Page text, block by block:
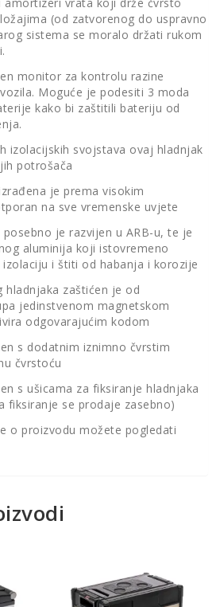
(od zatvorenog do uspravno
sistema se moralo držati rukom
monitor za kontrolu razine
Moguće je podesiti 3 moda
kako bi zaštitili bateriju od
izolacijskih svojstava ovaj hladnjak
potrošača
je prema visokim
na sve vremenske uvjete
je razvijen u ARB-u, te je
aluminija koji istovremeno
i štiti od habanja i korozije
hladnjaka zaštićen je od
jedinstvenom magnetskom
odgovarajućim kodom
s dodatnim iznimno čvrstim
čvrstoću
s ušicama za fiksiranje hladnjaka
fiksiranje se prodaje zasebno)
o proizvodu možete pogledati